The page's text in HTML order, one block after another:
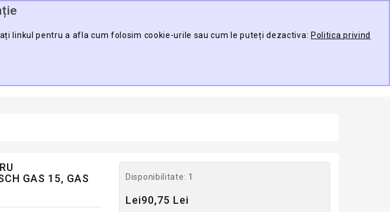
linkul pentru a afla cum folosim cookie-urile sau cum le puteți dezactiva: Politica privind
GAS 15, GAS
Disponibilitate: 1
Lei90,75 Lei